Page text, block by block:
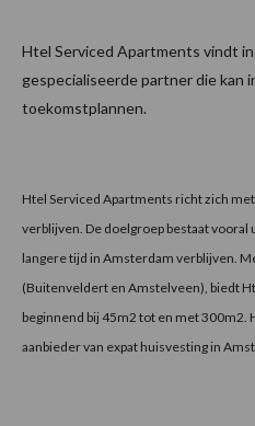
Htel Serviced Apartments vindt
gespecialiseerde partner die kan
toekomstplannen.
Htel Serviced Apartments richt zich
verblijven. De doelgroep bestaat vooral
langere tijd in Amsterdam verblijven.
(Buitenveldert en Amstelveen), biedt
beginnend bij 45m2 tot en met 300m2.
aanbieder van expat huisvesting in